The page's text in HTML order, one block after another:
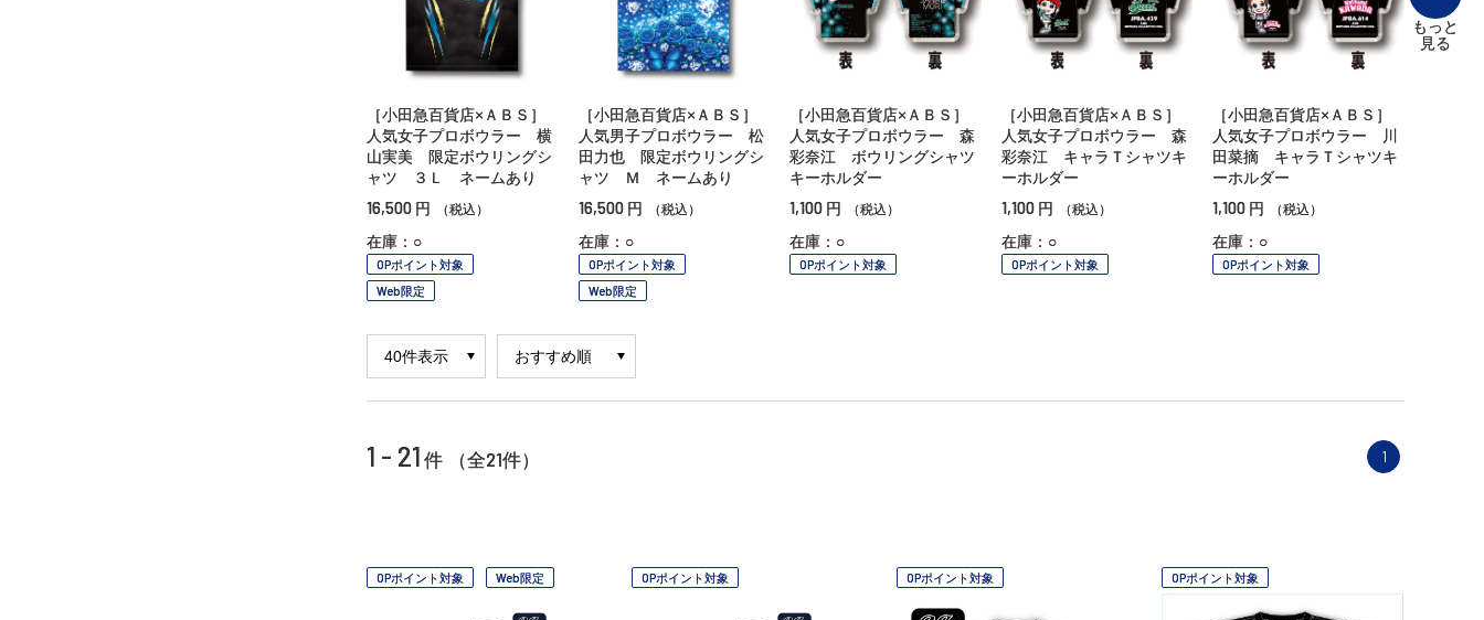
もっと
見る
［小田急百貨店×ＡＢＳ］
人気女子プロボウラー 横
山実美 限定ボウリングシ
ャツ ３Ｌ ネームあり
16,500 円 （税込）
在庫：○
OPポイント対象
Web限定
［小田急百貨店×ＡＢＳ］
人気男子プロボウラー 松
田力也 限定ボウリングシ
ャツ Ｍ ネームあり
16,500 円 （税込）
在庫：○
OPポイント対象
Web限定
［小田急百貨店×ＡＢＳ］
人気女子プロボウラー 森
彩奈江 ボウリングシャツ
キーホルダー
1,100 円 （税込）
在庫：○
OPポイント対象
［小田急百貨店×ＡＢＳ］
人気女子プロボウラー 森
彩奈江 キャラＴシャツキ
ーホルダー
1,100 円 （税込）
在庫：○
OPポイント対象
［小田急百貨店×ＡＢＳ］
人気女子プロボウラー 川
田菜摘 キャラＴシャツキ
ーホルダー
1,100 円 （税込）
在庫：○
OPポイント対象
1 - 21 件 （全21件） 1
OPポイント対象 Web限定 OPポイント対象 OPポイント対象 OPポイント対象